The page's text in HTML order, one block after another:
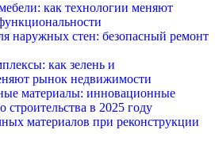
как технологии меняют
наружных стен: безопасный ремонт
как зелень и
рынок недвижимости
материалы: инновационные
строительства в 2025 году
материалов при реконструкции